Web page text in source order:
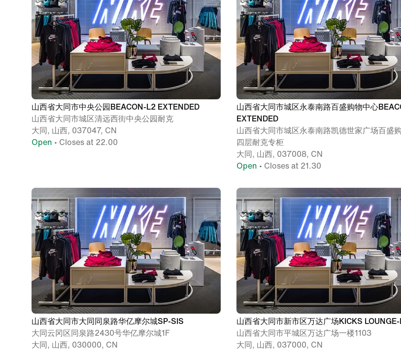
山西省大同市中央公园BEACON-L2 EXTENDED
山西省大同市城区清远西街中央公园耐克
大同, 山西, 037047, CN
Open • Closes at 22.00
山西省大同市城区永泰南路百盛购物中心
EXTENDED
山西省大同市城区永泰南路凯德世家广场百盛
四层耐克专柜
大同, 山西, 037008, CN
Open • Closes at 21.30
山西省大同市大同同泉路华亿摩尔城SP-SIS
大同云冈区同泉路2430号华亿摩尔城1F
大同, 山西, 030000, CN
山西省大同市新市区万达广场KICKS
山西省大同市平城区万达广场一楼1103
大同, 山西, 037000, CN